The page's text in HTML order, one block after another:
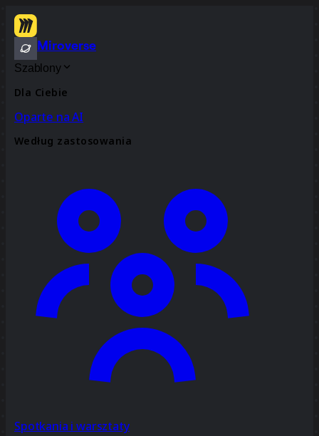
Miroverse
Szablony
Dla Ciebie
Oparte na AI
Według zastosowania
Spotkania i warsztaty